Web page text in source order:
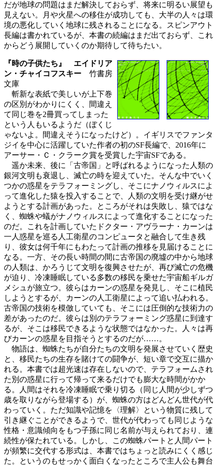
だが地球の問題はまだ解決しておらず、将来に明るい展望も
見えない。月や火星への移住が成功しても、大半の人々は環
境の悪化していく地球に残されることになる。スピンアウト
長編は書かれているが、本書の続編はまだ出ておらず、これ
からどう展開していくのか期待して待ちたい。
『時の子供たち』 エイドリア
ン・チャイコフスキー 竹書房
文庫
斬新な表紙で美しいが上下巻
の区別がわかりにくく、間違え
て同じ巻を2冊買ってしまった
という人もいるようだ（ぼくじ
ゃないよ。間違えそうになったけど）。イギリスでファンタ
ジイを中心に活躍していた作者の初のSF長編で、2016年に
アーサー・Ｃ・クラーク賞を受賞した宇宙SFである。
遥か未来、後に「古帝国」と呼ばれるようになった人類の
銀河文明も衰退し、滅亡の時を迎えていた。そんな中でいく
つかの惑星をテラフォーミングし、そこにナノウィルスによ
って進化した猿を投入することで、人類の文明を受け継がせ
ようとする計画があった。ところがそれは失敗し、猿ではな
く、蜘蛛や蟻がナノウィルスによって進化することになった
のだ。これを計画していたドクター・アヴラーナ・カーンは
一人惑星を巡る人工衛星のコンピュータと融合して生き残
り、彼女は何千年にもわたって計画の推移を見届けることに
なる。一方、その長い時間の間に古帝国の廃墟の中から地球
の人類は、かろうじて文明を復興させたが、再び滅亡の危機
が迫り、冷凍睡眠している多数の移民を乗せた宇宙船ギルガ
メシュが旅立つ。彼らはカーンの惑星を発見し、そこに植民
しようとするが、カーンの人工衛星によって追い払われる。
古帝国の技術を模倣していても、そこには圧倒的な技術力の
差があったのだ。彼らは別のテラフォーミング惑星に到達す
るが、そこは移民できるような状態ではなかった。人々は再
びカーンの惑星を目指そうとするのだが……。
物語は、蜘蛛たちが自分たちの文明を発展させていく歴史
と、移民たちの生存を賭けての闘争が、短い章で交互に描か
れる。本書では超光速は存在しないので、テラフォームされ
た別の惑星に行って帰って来るだけでも膨大な時間がかか
る。人間はそれを冷凍睡眠で乗り切る（同じ人間が少しずつ
歳を取りながら登場する）が、蜘蛛の方はどんどん世代が代
わっていく。ただ知識や記憶を〈理解〉という物質に残して
引き継ぐことができるようで、世代が代わっても同じような
性格・意識傾向をもつ子孫に同じ名前が与えられており、連
続性が保たれている。しかし、この蜘蛛パートと人間パート
が頻繁に交代する形式は、本書ではちょっと読みにくく感じ
た。というのもせっかく面白くなったところで主人公も舞台